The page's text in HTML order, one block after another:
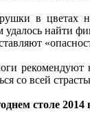
в цветах
найти
со всей
столе